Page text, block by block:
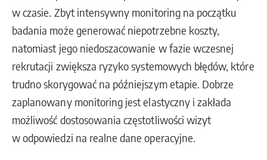
w czasie. Zbyt intensywny monitoring na początku
badania może generować niepotrzebne koszty,
natomiast jego niedoszacowanie w fazie wczesnej
rekrutacji zwiększa ryzyko systemowych błędów, które
trudno skorygować na późniejszym etapie. Dobrze
zaplanowany monitoring jest elastyczny i zakłada
możliwość dostosowania częstotliwości wizyt
w odpowiedzi na realne dane operacyjne.